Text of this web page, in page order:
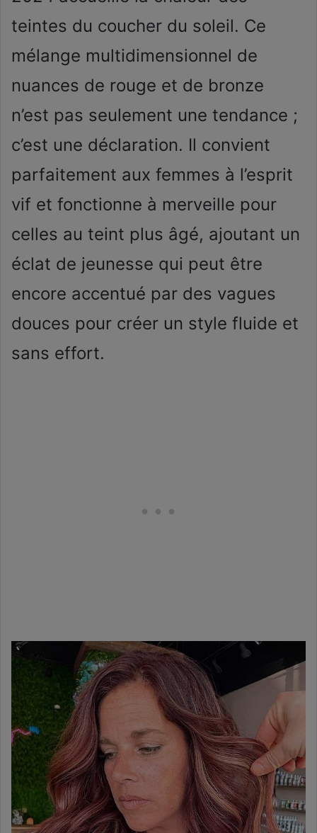
teintes du coucher du soleil. Ce
mélange multidimensionnel de
nuances de rouge et de bronze
n’est pas seulement une tendance ;
c’est une déclaration. Il convient
parfaitement aux femmes à l’esprit
vif et fonctionne à merveille pour
celles au teint plus âgé, ajoutant un
éclat de jeunesse qui peut être
encore accentué par des vagues
douces pour créer un style fluide et
sans effort.